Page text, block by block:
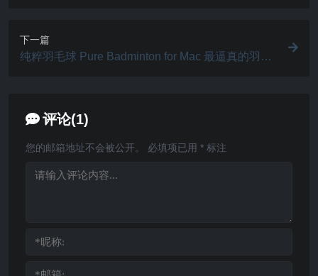
下一篇
纯粹羽毛球 Pure Badminton for Mac 最逼真的羽毛
评论(1)
您的邮箱地址不会被公开。 必填项已用 * 标注